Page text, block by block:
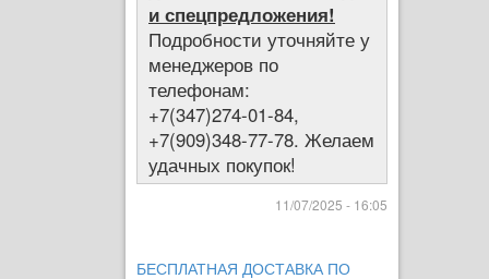
и спецпредложения!
Подробности уточняйте у
менеджеров по
телефонам:
+7(347)274-01-84,
+7(909)348-77-78. Желаем
удачных покупок!
11/07/2025 - 16:05
БЕСПЛАТНАЯ ДОСТАВКА ПО